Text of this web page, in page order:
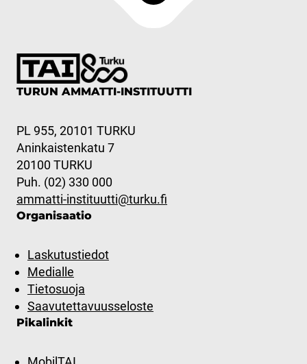
TURUN AMMATTI-INSTITUUTTI
PL 955, 20101 TURKU
Aninkaistenkatu 7
20100 TURKU
Puh. (02) 330 000
ammatti-instituutti@turku.fi
Organisaatio
Laskutustiedot
Medialle
Tietosuoja
Saavutettavuusseloste
Pikalinkit